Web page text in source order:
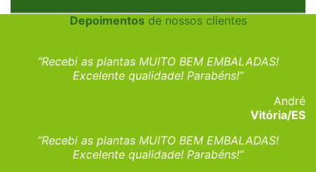
Depoimentosde nossos clientes
“Recebi as plantas MUITO BEM EMBALADAS!
Excelente qualidade! Parabéns!”
André
Vitória/ES
“Recebi as plantas MUITO BEM EMBALADAS!
Excelente qualidade! Parabéns!”